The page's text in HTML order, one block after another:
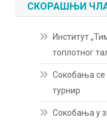
СКОРАШЊИ
Институт
топлотног
Сокобања се
турнир
Сокобања у